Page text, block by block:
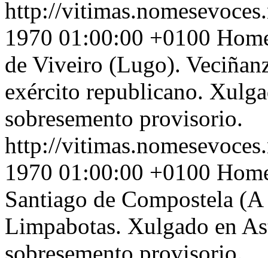
http://
1970 01:00:00 +0100
de Viveiro (Lugo).
exército republicano.
sobresemento provisorio.
http://
1970 01:00:00 +0100
Santiago de Compostela
Limpabotas. Xulgado en